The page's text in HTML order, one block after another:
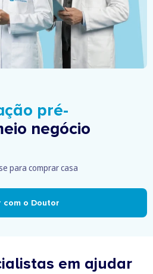
pré-
negócio
para comprar casa
com o Doutor
em ajudar